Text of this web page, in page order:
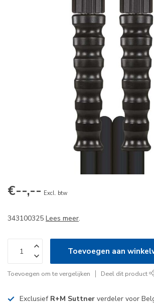
€--,-- Excl. btw
343100325 Lees meer.
Toevoegen aan
Toevoegen om te vergelijken Deel dit product
Exclusief R+M Suttner verdeler voor